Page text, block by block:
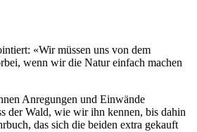
«Wir müssen uns von dem
wenn wir die Natur einfach machen
Anregungen und Einwände
der Wald, wie wir ihn kennen, bis dahin
das sich die beiden extra gekauft